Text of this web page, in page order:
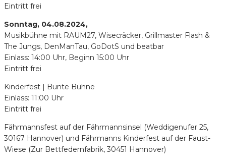
Eintritt frei
Sonntag, 04.08.2024,
Musikbühne mit RAUM27, Wisecräcker, Grillmaster Flash &
The Jungs, DenManTau, GoDotS und beatbar
Einlass: 14:00 Uhr, Beginn 15:00 Uhr
Eintritt frei
Kinderfest | Bunte Bühne
Einlass: 11:00 Uhr
Eintritt frei
Fährmannsfest auf der Fährmannsinsel (Weddigenufer 25,
30167 Hannover) und Fährmanns Kinderfest auf der Faust-
Wiese (Zur Bettfedernfabrik, 30451 Hannover)